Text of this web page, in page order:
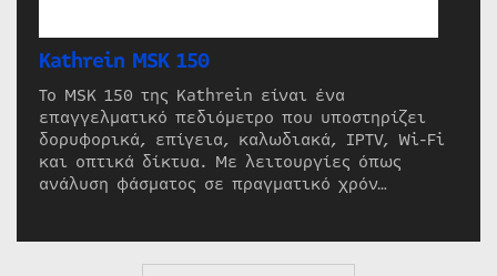
Kathrein MSK 150
Το MSK 150 της Kathrein είναι ένα
επαγγελματικό πεδιόμετρο που υποστηρίζει
δορυφορικά, επίγεια, καλωδιακά, IPTV, Wi-Fi
και οπτικά δίκτυα. Με λειτουργίες όπως
ανάλυση φάσματος σε πραγματικό χρόν…